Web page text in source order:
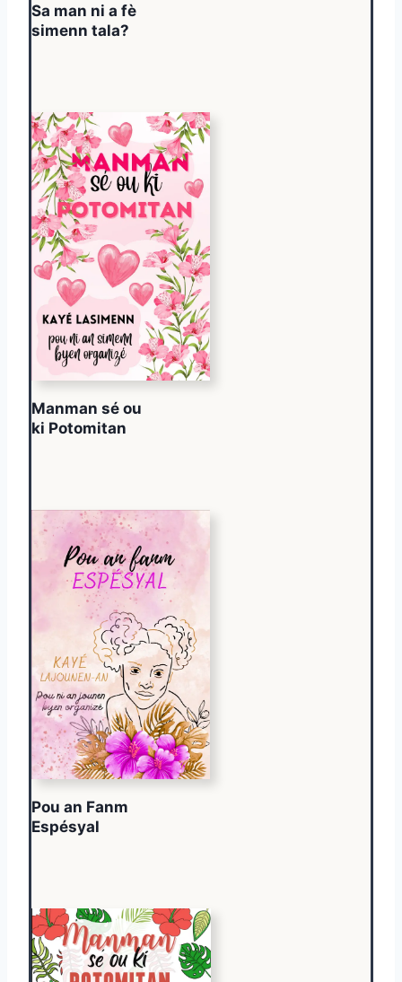
Sa man ni a fè
simenn tala?
Manman sé ou
ki Potomitan
Pou an Fanm
Espésyal